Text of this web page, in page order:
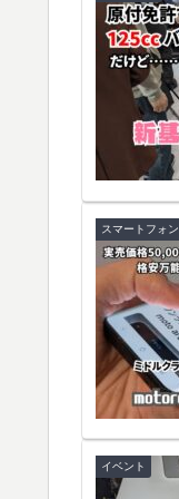
スマートフォン
イベント